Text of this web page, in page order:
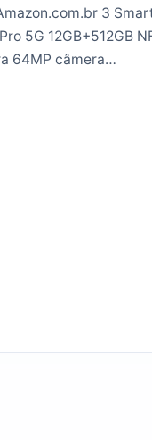
3
5G 12GB+512GB
64MP câmera…